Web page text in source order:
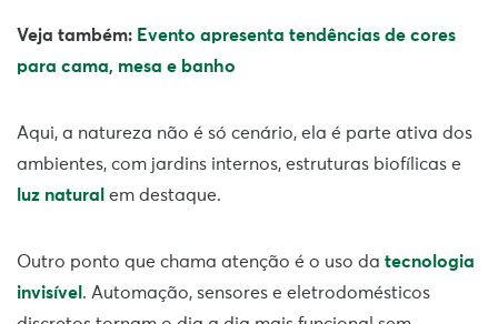
Veja também: Evento apresenta tendências de cores
para cama, mesa e banho
Aqui, a natureza não é só cenário, ela é parte ativa dos
ambientes, com jardins internos, estruturas biofílicas e
luz natural em destaque.
Outro ponto que chama atenção é o uso da tecnologia
invisível . Automação, sensores e eletrodomésticos